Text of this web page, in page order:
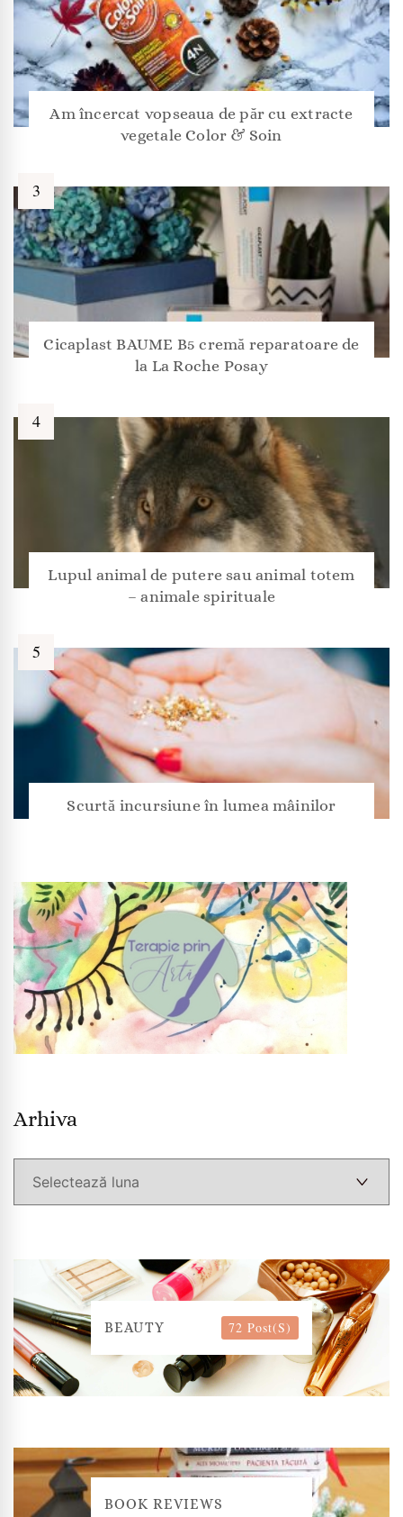
Am încercat vopseaua de păr cu extracte
vegetale Color & Soin
Cicaplast BAUME B5 cremă reparatoare de
la La Roche Posay
Lupul animal de putere sau animal totem
– animale spirituale
Scurtă incursiune în lumea mâinilor
Arhiva
BEAUTY 72 Post(s)
BOOK REVIEWS